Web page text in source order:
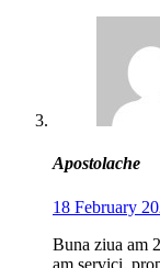
Apostolache
18 February
Buna ziua am
am servici,